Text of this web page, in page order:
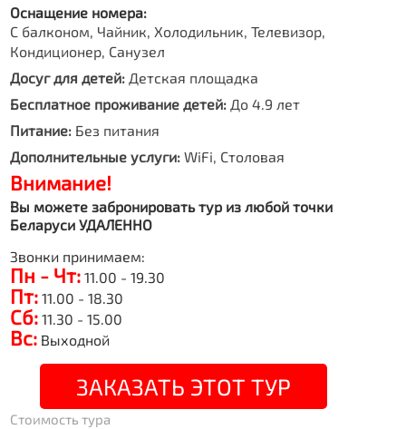
Оснащение номера:
С балконом, Чайник, Холодильник, Телевизор,
Кондиционер, Санузел
Досуг для детей: Детская площадка
Бесплатное проживание детей: До 4.9 лет
Питание: Без питания
Дополнительные услуги: WiFi, Столовая
Внимание!
Вы можете забронировать тур из любой точки
Беларуси УДАЛЕННО
Звонки принимаем:
Пн - Чт: 11.00 - 19.30
Пт: 11.00 - 18.30
Сб: 11.30 - 15.00
Вс: Выходной
ЗАКАЗАТЬ ЭТОТ ТУР
Стоимость тура